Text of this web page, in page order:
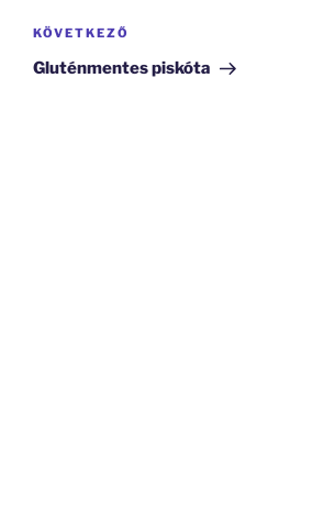
Következő
bejegyzés
KÖVETKEZŐ
Gluténmentes piskóta